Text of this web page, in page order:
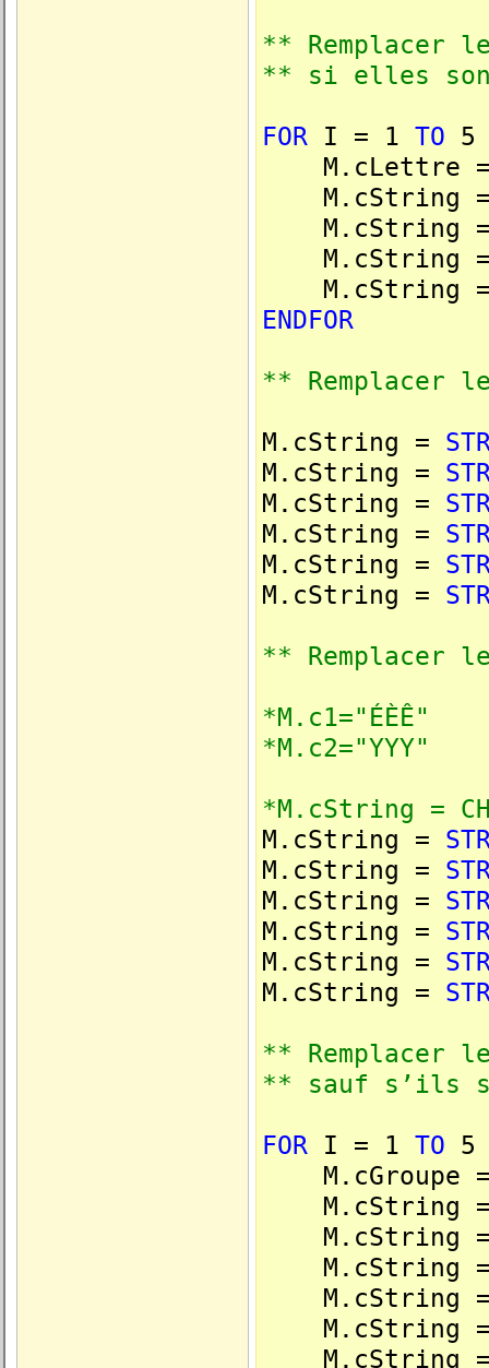
** Remplacer
** si elles
FOR I = 1 TO 5
M.cLettre
M.cString
M.cString
M.cString
M.cString
ENDFOR
**
M.cString =
M.cString =
M.cString =
M.cString =
M.cString =
M.cString =
** Remplacer
*M.c1="ÉÈÊ"
*M.c2="YYY"
*M.cString =
M.cString =
M.cString =
M.cString =
M.cString =
M.cString =
M.cString =
** Remplacer
** sauf s’ils
FOR I = 1 TO 5
M.cGroupe
M.cString
M.cString
M.cString
M.cString
M.cString
M.cString